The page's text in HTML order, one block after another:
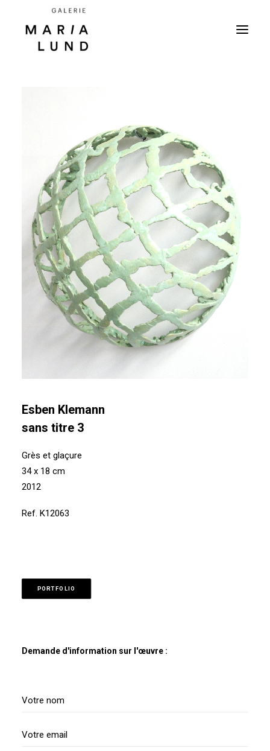
Esben Klemann
sans titre 3
Grès et glaçure
34 x 18 cm
2012
Ref. K12063
PORTFOLIO
Demande d'information sur l'œuvre :